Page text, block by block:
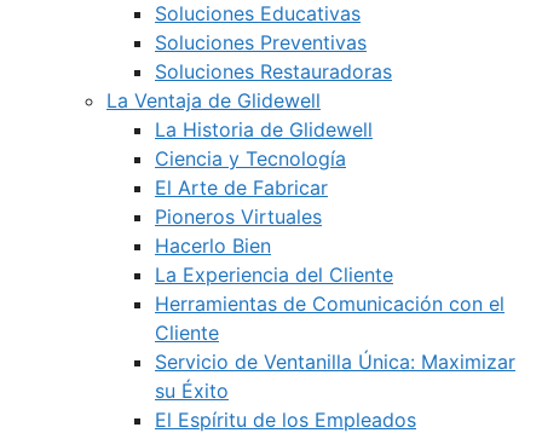
Soluciones Educativas
Soluciones Preventivas
Soluciones Restauradoras
La Ventaja de Glidewell
La Historia de Glidewell
Ciencia y Tecnología
El Arte de Fabricar
Pioneros Virtuales
Hacerlo Bien
La Experiencia del Cliente
Herramientas de Comunicación con el
Cliente
Servicio de Ventanilla Única: Maximizar
su Éxito
El Espíritu de los Empleados